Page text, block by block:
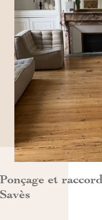
Ponçage et
Savès